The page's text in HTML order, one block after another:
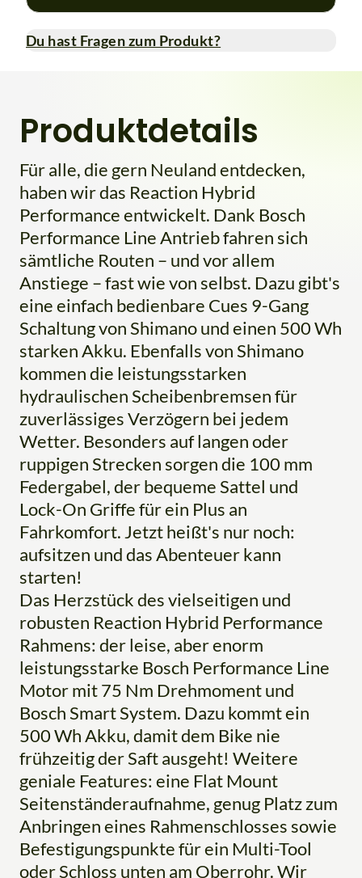
Du hast Fragen zum Produkt?
Produktdetails
Für alle, die gern Neuland entdecken,
haben wir das Reaction Hybrid
Performance entwickelt. Dank Bosch
Performance Line Antrieb fahren sich
sämtliche Routen – und vor allem
Anstiege – fast wie von selbst. Dazu gibt's
eine einfach bedienbare Cues 9-Gang
Schaltung von Shimano und einen 500 Wh
starken Akku. Ebenfalls von Shimano
kommen die leistungsstarken
hydraulischen Scheibenbremsen für
zuverlässiges Verzögern bei jedem
Wetter. Besonders auf langen oder
ruppigen Strecken sorgen die 100 mm
Federgabel, der bequeme Sattel und
Lock-On Griffe für ein Plus an
Fahrkomfort. Jetzt heißt's nur noch:
aufsitzen und das Abenteuer kann
starten!
Das Herzstück des vielseitigen und
robusten Reaction Hybrid Performance
Rahmens: der leise, aber enorm
leistungsstarke Bosch Performance Line
Motor mit 75 Nm Drehmoment und
Bosch Smart System. Dazu kommt ein
500 Wh Akku, damit dem Bike nie
frühzeitig der Saft ausgeht! Weitere
geniale Features: eine Flat Mount
Seitenständeraufnahme, genug Platz zum
Anbringen eines Rahmenschlosses sowie
Befestigungspunkte für ein Multi-Tool
oder Schloss unten am Oberrohr. Wir